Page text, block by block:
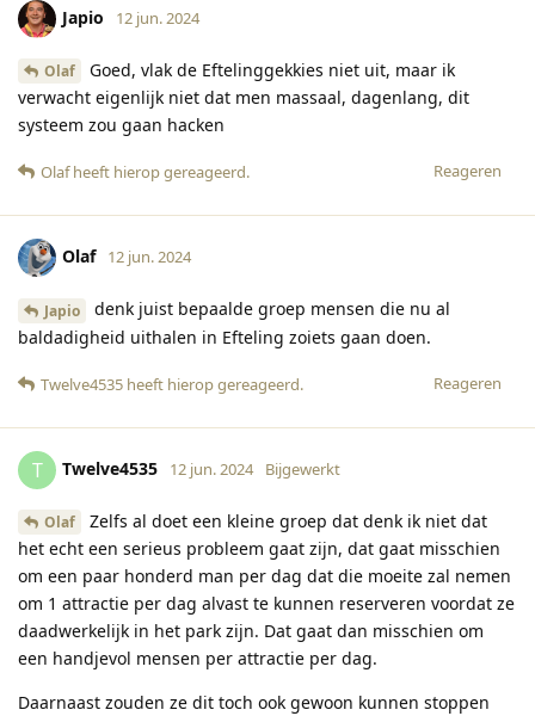
Japio 12 jun. 2024
Olaf
Goed, vlak de Eftelinggekkies niet uit, maar ik
verwacht eigenlijk niet dat men massaal, dagenlang, dit
systeem zou gaan hacken
Reageren
Olafheeft hierop gereageerd.
Olaf 12 jun. 2024
Japio
denk juist bepaalde groep mensen die nu al
baldadigheid uithalen in Efteling zoiets gaan doen.
Reageren
Twelve4535 heeft hierop gereageerd.
T Twelve4535 12 jun. 2024 Bijgewerkt
Olaf
Zelfs al doet een kleine groep dat denk ik niet dat
het echt een serieus probleem gaat zijn, dat gaat misschien
om een paar honderd man per dag dat die moeite zal nemen
om 1 attractie per dag alvast te kunnen reserveren voordat ze
daadwerkelijk in het park zijn. Dat gaat dan misschien om
een handjevol mensen per attractie per dag.
Daarnaast zouden ze dit toch ook gewoon kunnen stoppen